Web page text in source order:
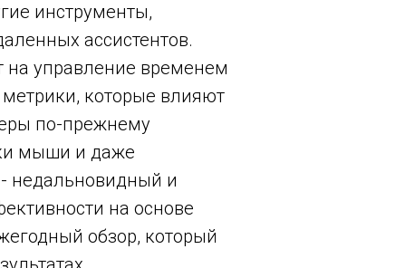
инструменты,
ассистентов.
на управление временем
которые влияют
по-прежнему
мыши и даже
недальновидный и
на основе
обзор, который